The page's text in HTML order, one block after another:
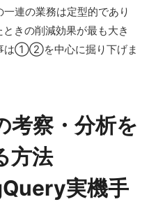
連の業務は定型的であり
きの削減効果が最も大き
は①②を中心に掘り下げま
考察・分析を
方法
実機手